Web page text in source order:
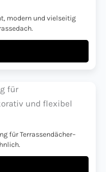
modern und vielseitig
für Terrassendächer–